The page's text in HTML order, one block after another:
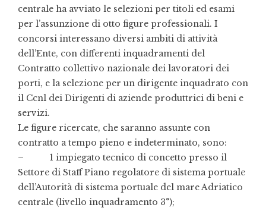
centrale ha avviato le selezioni per titoli ed esami
per l’assunzione di otto figure professionali. I
concorsi interessano diversi ambiti di attività
dell’Ente, con differenti inquadramenti del
Contratto collettivo nazionale dei lavoratori dei
porti, e la selezione per un dirigente inquadrato con
il Ccnl dei Dirigenti di aziende produttrici di beni e
servizi.
Le figure ricercate, che saranno assunte con
contratto a tempo pieno e indeterminato, sono:
– 1 impiegato tecnico di concetto presso il
Settore di Staff Piano regolatore di sistema portuale
dell’Autorità di sistema portuale del mare Adriatico
centrale (livello inquadramento 3°);